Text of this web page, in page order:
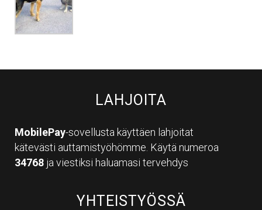
LAHJOITA
MobilePay-sovellusta käyttäen lahjoitat
kätevästi auttamistyöhömme. Käytä numeroa
34768 ja viestiksi haluamasi tervehdys
YHTEISTYÖSSÄ